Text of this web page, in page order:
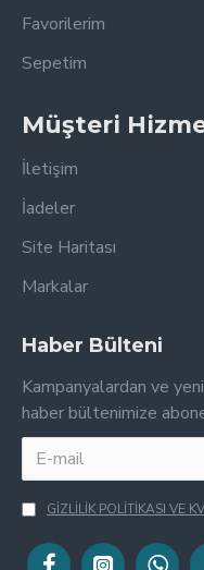
Favorilerim
Sepetim
Müşteri
İletişim
İadeler
Site Haritası
Markalar
Haber Bülteni
Kampanyalardan ve
haber bültenimize
GİZLİLİK POLİTİKASI VE